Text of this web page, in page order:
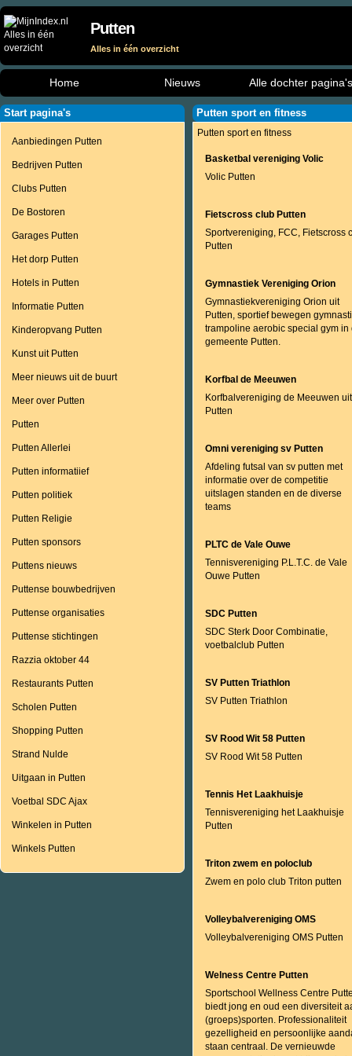
Putten
Alles in één overzicht
Home Nieuws Alle dochter pagina's
Start pagina's
Aanbiedingen Putten
Bedrijven Putten
Clubs Putten
De Bostoren
Garages Putten
Het dorp Putten
Hotels in Putten
Informatie Putten
Kinderopvang Putten
Kunst uit Putten
Meer nieuws uit de buurt
Meer over Putten
Putten
Putten Allerlei
Putten informatiief
Putten politiek
Putten Religie
Putten sponsors
Puttens nieuws
Puttense bouwbedrijven
Puttense organisaties
Puttense stichtingen
Razzia oktober 44
Restaurants Putten
Scholen Putten
Shopping Putten
Strand Nulde
Uitgaan in Putten
Voetbal SDC Ajax
Winkelen in Putten
Winkels Putten
Putten sport en fitness
Putten sport en fitness
Basketbal vereniging Volic
Volic Putten
Fietscross club Putten
Sportvereniging, FCC, Fietscross
Putten
Gymnastiek Vereniging Orion
Gymnastiekvereniging Orion uit
Putten, sportief bewegen
trampoline aerobic special gym in
gemeente Putten.
Korfbal de Meeuwen
Korfbalvereniging de Meeuwen uit
Putten
Omni vereniging sv Putten
Afdeling futsal van sv putten met
informatie over de competitie
uitslagen standen en de diverse
teams
PLTC de Vale Ouwe
Tennisvereniging P.L.T.C. de Vale
Ouwe Putten
SDC Putten
SDC Sterk Door Combinatie,
voetbalclub Putten
SV Putten Triathlon
SV Putten Triathlon
SV Rood Wit 58 Putten
SV Rood Wit 58 Putten
Tennis Het Laakhuisje
Tennisvereniging het Laakhuisje
Putten
Triton zwem en poloclub
Zwem en polo club Triton putten
Volleybalvereniging OMS
Volleybalvereniging OMS Putten
Welness Centre Putten
Sportschool Wellness Centre
biedt jong en oud een diversiteit
(groeps)sporten. Professionaliteit
gezelligheid en persoonlijke
staan centraal. De vernieuwde